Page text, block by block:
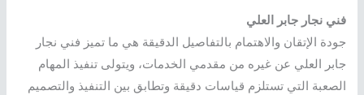
فني نجار جابر العلي
جودة الإتقان والاهتمام بالتفاصيل الدقيقة هي ما تميز فني نجار
جابر العلي عن غيره من مقدمي الخدمات، ويتولى تنفيذ المهام
الصعبة التي تستلزم قياسات دقيقة وتطابق بين التنفيذ والتصميم